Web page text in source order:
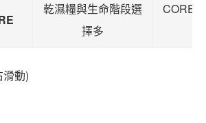
乾濕糧與生命階段選
擇多
CORE
動)